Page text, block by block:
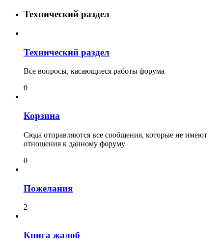
Технический раздел
Технический раздел
Все вопросы, касающиеся работы форума
0
Корзина
Сюда отправляются все сообщения, которые не имеют
отношения к данному форуму
0
Пожелания
2
Книга жалоб